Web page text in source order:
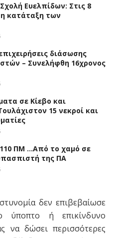
Ευελπίδων: Στις 8
κατάταξη των
διάσωσης
– Συνελήφθη 16χρονος
σε Κίεβο και
15 νεκροί και
ΠΜ …Από το χαμό σε
της ΠΑ
δεν επιβεβαίωσε
ύποπτο ή επικίνδυνο
να δώσει περισσότερες